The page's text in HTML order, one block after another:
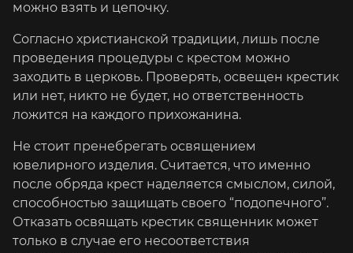
можно взять и цепочку.
Согласно христианской традиции, лишь после
проведения процедуры с крестом можно
заходить в церковь. Проверять, освещен крестик
или нет, никто не будет, но ответственность
ложится на каждого прихожанина.
Не стоит пренебрегать освящением
ювелирного изделия. Считается, что именно
после обряда крест наделяется смыслом, силой,
способностью защищать своего “подопечного”.
Отказать освящать крестик священник может
только в случае его несоответствия